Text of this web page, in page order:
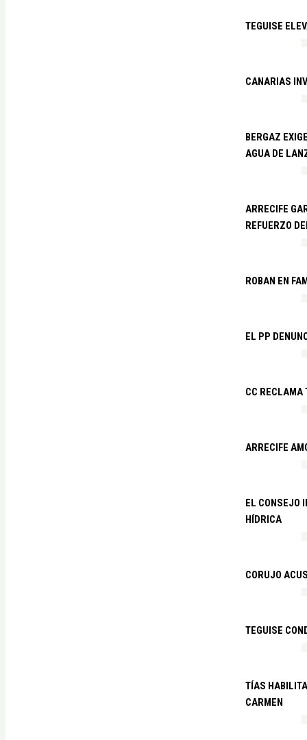
TEGUISE
CANARIAS
BERGAZ
AGUA DE
ARRECIFE
REFUERZO
ROBAN EN
EL PP
CC RECLAMA
ARRECIFE
EL CONSEJO
HÍDRICA
CORUJO
TEGUISE
TÍAS
CARMEN